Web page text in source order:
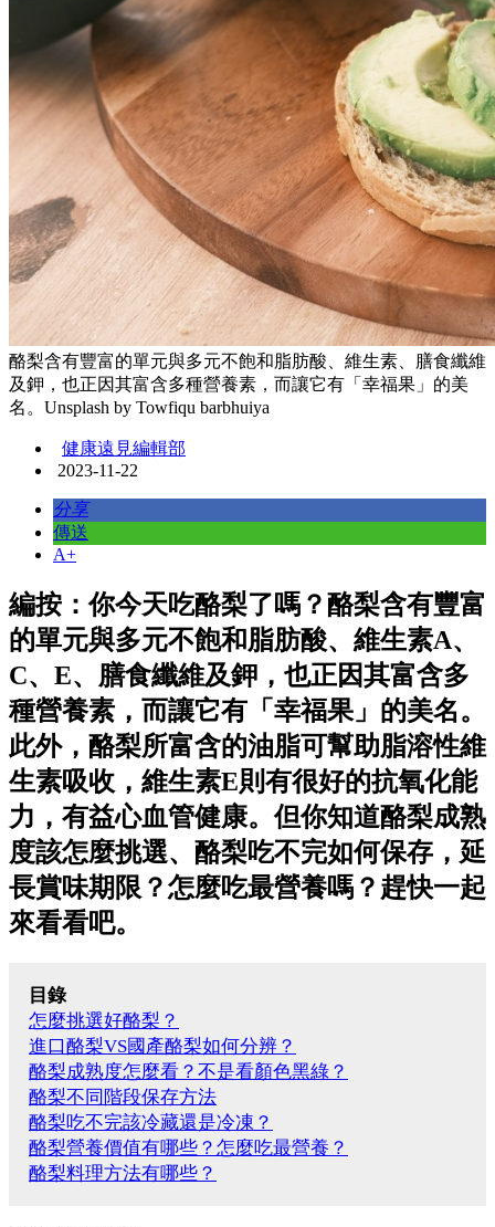
酪梨含有豐富的單元與多元不飽和脂肪酸、維生素、膳食纖維
及鉀，也正因其富含多種營養素，而讓它有「幸福果」的美
名。Unsplash by Towfiqu barbhuiya
健康遠見編輯部
2023-11-22
分享
傳送
A+
編按：你今天吃酪梨了嗎？酪梨含有豐富
的單元與多元不飽和脂肪酸、維生素A、
C、E、膳食纖維及鉀，也正因其富含多
種營養素，而讓它有「幸福果」的美名。
此外，酪梨所富含的油脂可幫助脂溶性維
生素吸收，維生素E則有很好的抗氧化能
力，有益心血管健康。但你知道酪梨成熟
度該怎麼挑選、酪梨吃不完如何保存，延
長賞味期限？怎麼吃最營養嗎？趕快一起
來看看吧。
目錄
怎麼挑選好酪梨？
進口酪梨VS國產酪梨如何分辨？
酪梨成熟度怎麼看？不是看顏色黑綠？
酪梨不同階段保存方法
酪梨吃不完該冷藏還是冷凍？
酪梨營養價值有哪些？怎麼吃最營養？
酪梨料理方法有哪些？